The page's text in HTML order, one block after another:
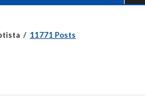
11771 Posts